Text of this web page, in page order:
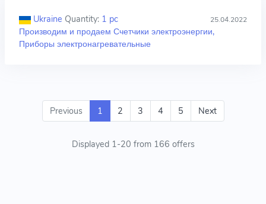
Ukraine Quantity: 1 pc 25.04.2022
Производим и продаем Счетчики электроэнергии,
Приборы электронагревательные
Previous 1 2 3 4 5 Next
Displayed 1-20 from 166 offers